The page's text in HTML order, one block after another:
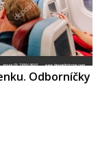
Odborníčky